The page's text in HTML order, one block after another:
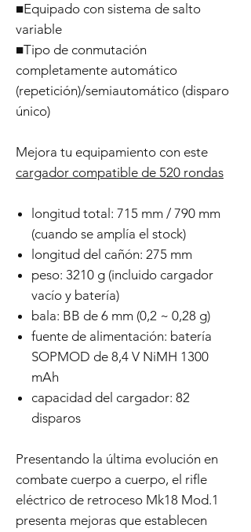
■Equipado con sistema de salto
variable
■Tipo de conmutación
completamente automático
(repetición)/semiautomático (disparo
único)
Mejora tu equipamiento con este
cargador compatible de 520 rondas
longitud total: 715 mm / 790 mm
(cuando se amplía el stock)
longitud del cañón: 275 mm
peso: 3210 g (incluido cargador
vacío y batería)
bala: BB de 6 mm (0,2 ~ 0,28 g)
fuente de alimentación: batería
SOPMOD de 8,4 V NiMH 1300
mAh
capacidad del cargador: 82
disparos
Presentando la última evolución en
combate cuerpo a cuerpo, el rifle
eléctrico de retroceso Mk18 Mod.1
presenta mejoras que establecen